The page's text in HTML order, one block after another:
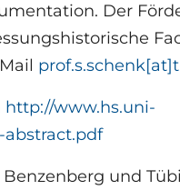
Der
http://www.hs.uni-
abstract.pdf
und